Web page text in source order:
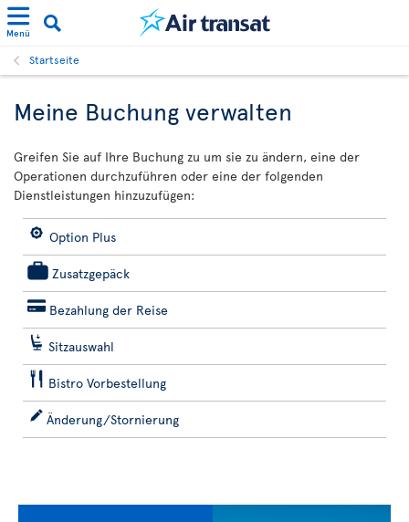
Menü
Startseite
Meine Buchung verwalten
Greifen Sie auf Ihre Buchung zu um sie zu ändern, eine der
Operationen durchzuführen oder eine der folgenden
Dienstleistungen hinzuzufügen:
Option Plus
Zusatzgepäck
Bezahlung der Reise
Sitzauswahl
Bistro Vorbestellung
Änderung/Stornierung